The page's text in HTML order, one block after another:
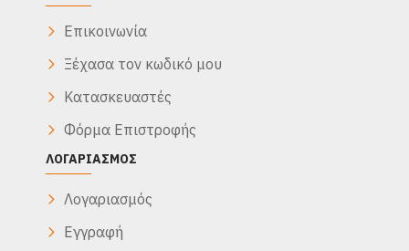
Επικοινωνία
Ξέχασα τον κωδικό μου
Κατασκευαστές
Φόρμα Επιστροφής
ΛΟΓΑΡΙΑΣΜΌΣ
Λογαριασμός
Εγγραφή